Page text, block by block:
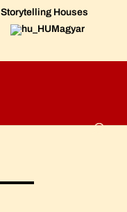
Storytelling Houses
Magyar